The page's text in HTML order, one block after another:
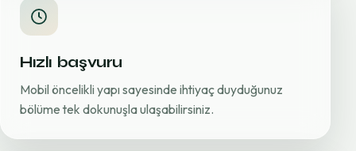
Hızlı başvuru
Mobil öncelikli yapı sayesinde ihtiyaç duyduğunuz
bölüme tek dokunuşla ulaşabilirsiniz.